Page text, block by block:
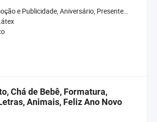
Aniversário, Presente, Casamento, Natal, Ano Novo, Chuveiro de Bebê, Carnaval, Aniversário
Chá de Bebê, Formatura,
Animais, Feliz Ano Novo